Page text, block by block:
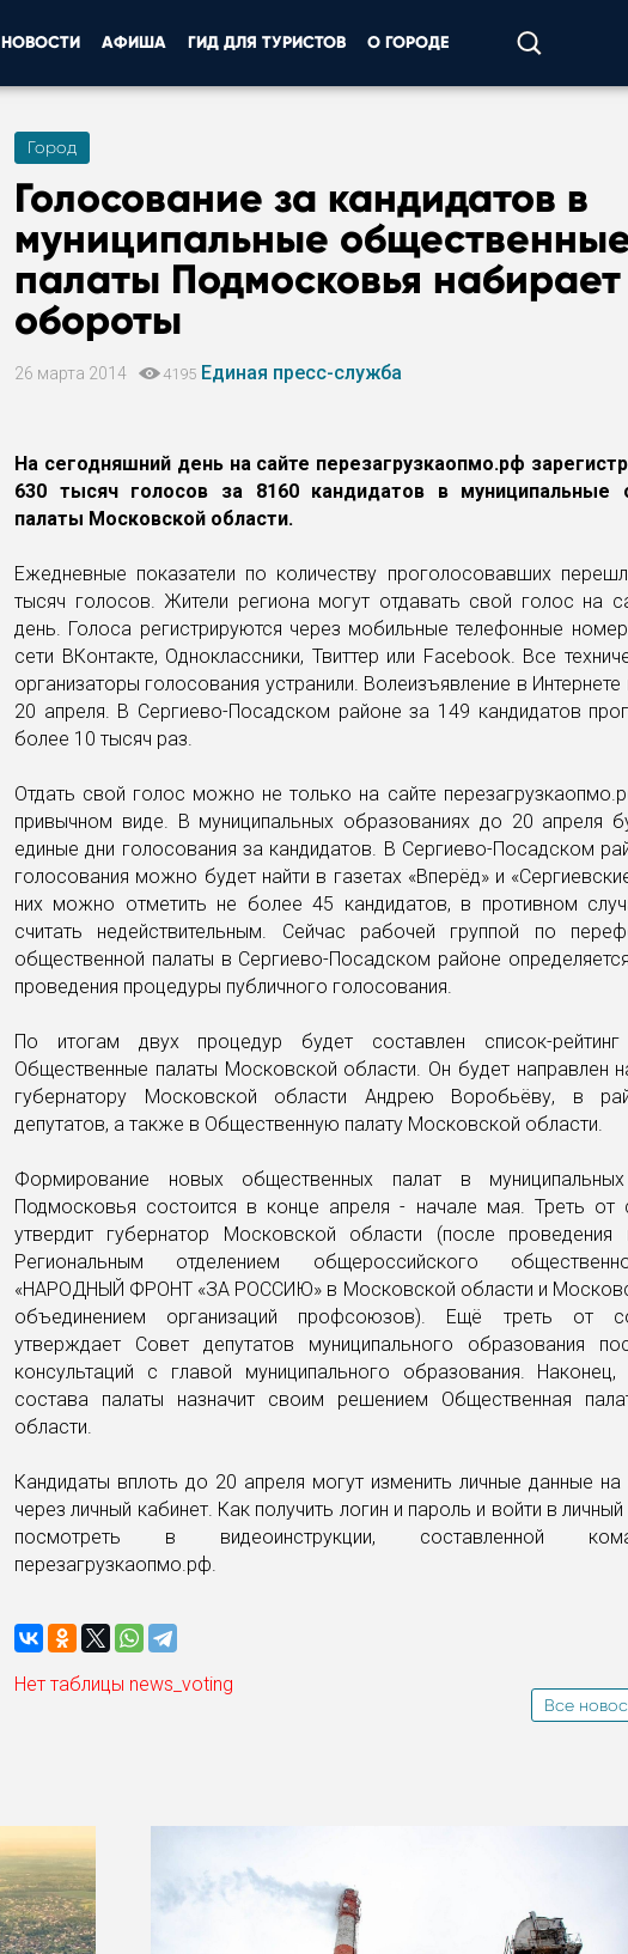
НОВОСТИ АФИША ГИД ДЛЯ ТУРИСТОВ О ГОРОДЕ
Город
Голосование за кандидатов в
муниципальные
палаты Подмосковья набирает
обороты
26 марта 2014 4195 Единая пресс-служба
На сегодняшний день на сайте перезагрузкаопмо.рф
630 тысяч голосов за 8160 кандидатов в муниципальные
палаты Московской области.
Ежедневные показатели по количеству проголосовавших
тысяч голосов. Жители региона могут отдавать свой голос на
день. Голоса регистрируются через мобильные телефонные
сети ВКонтакте, Одноклассники, Твиттер или Facebook. Все
организаторы голосования устранили. Волеизъявление в
20 апреля. В Сергиево-Посадском районе за 149 кандидатов
более 10 тысяч раз.
Отдать свой голос можно не только на сайте
привычном виде. В муниципальных образованиях до 20 апреля
единые дни голосования за кандидатов. В Сергиево-Посадском
голосования можно будет найти в газетах «Вперёд» и
них можно отметить не более 45 кандидатов, в противном
считать недействительным. Сейчас рабочей группой по
общественной палаты в Сергиево-Посадском районе
проведения процедуры публичного голосования.
По итогам двух процедур будет составлен список-
Общественные палаты Московской области. Он будет направлен
губернатору Московской области Андрею Воробьёву, в
депутатов, а также в Общественную палату Московской области.
Формирование новых общественных палат в муниципальных
Подмосковья состоится в конце апреля - начале мая. Треть от
утвердит губернатор Московской области (после проведения
Региональным отделением общероссийского
«НАРОДНЫЙ ФРОНТ «ЗА РОССИЮ» в Московской области и
объединением организаций профсоюзов). Ещё треть от
утверждает Совет депутатов муниципального образования
консультаций с главой муниципального образования.
состава палаты назначит своим решением Общественная
области.
Кандидаты вплоть до 20 апреля могут изменить личные данные на
через личный кабинет. Как получить логин и пароль и войти в
посмотреть в видеоинструкции, составленной
перезагрузкаопмо.рф.
Нет таблицы news_voting
Все